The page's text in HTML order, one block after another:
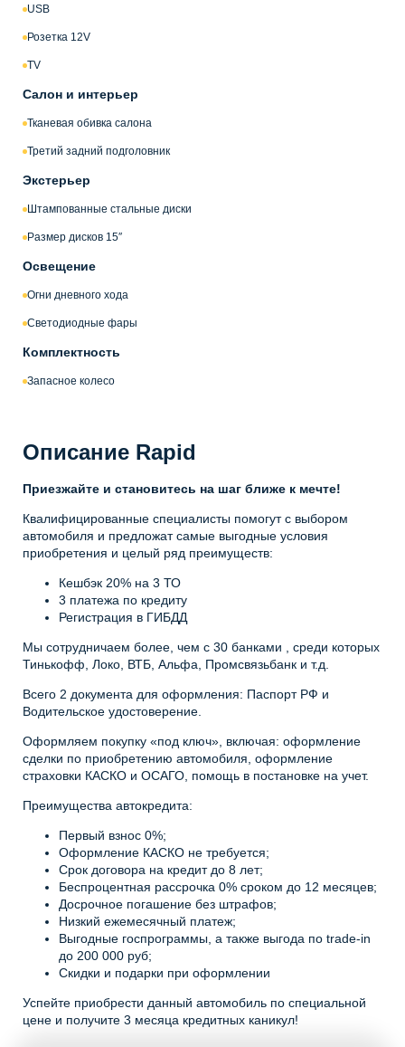
USB
Розетка 12V
TV
Салон и интерьер
Тканевая обивка салона
Третий задний подголовник
Экстерьер
Штампованные стальные диски
Размер дисков 15″
Освещение
Огни дневного хода
Светодиодные фары
Комплектность
Запасное колесо
Описание Rapid
Приезжайте и становитесь на шаг ближе к мечте!
Квалифицированные специалисты помогут с выбором
автомобиля и предложат самые выгодные условия
приобретения и целый ряд преимуществ:
Кешбэк 20% на 3 ТО
3 платежа по кредиту
Регистрация в ГИБДД
Мы сотрудничаем более, чем с 30 банками , среди которых
Тинькофф, Локо, ВТБ, Альфа, Промсвязьбанк и т.д.
Всего 2 документа для оформления: Паспорт РФ и
Водительское удостоверение.
Оформляем покупку «под ключ», включая: оформление
сделки по приобретению автомобиля, оформление
страховки КАСКО и ОСАГО, помощь в постановке на учет.
Преимущества автокредита:
Первый взнос 0%;
Оформление КАСКО не требуется;
Срок договора на кредит до 8 лет;
Беспроцентная рассрочка 0% сроком до 12 месяцев;
Досрочное погашение без штрафов;
Низкий ежемесячный платеж;
Выгодные госпрограммы, а также выгода по trade-in
до 200 000 руб;
Скидки и подарки при оформлении
Успейте приобрести данный автомобиль по специальной
цене и получите 3 месяца кредитных каникул!